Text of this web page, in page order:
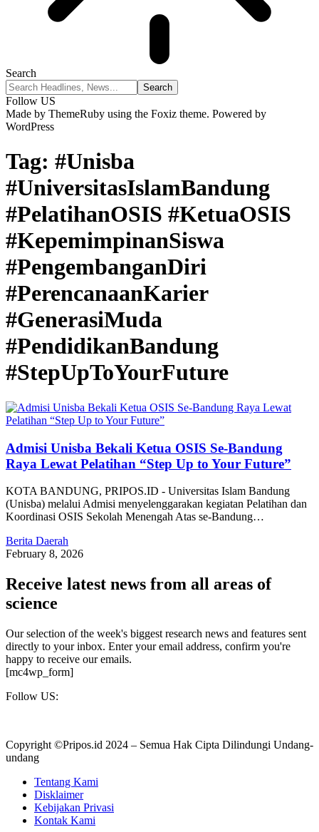
Search
Follow US
Made by ThemeRuby using the Foxiz theme. Powered by
WordPress
Tag: #Unisba
#UniversitasIslamBandung
#PelatihanOSIS #KetuaOSIS
#KepemimpinanSiswa
#PengembanganDiri
#PerencanaanKarier
#GenerasiMuda
#PendidikanBandung
#StepUpToYourFuture
Admisi Unisba Bekali Ketua OSIS Se-Bandung
Raya Lewat Pelatihan “Step Up to Your Future”
KOTA BANDUNG, PRIPOS.ID - Universitas Islam Bandung
(Unisba) melalui Admisi menyelenggarakan kegiatan Pelatihan dan
Koordinasi OSIS Sekolah Menengah Atas se-Bandung…
Berita Daerah
February 8, 2026
Receive latest news from all areas of
science
Our selection of the week's biggest research news and features sent
directly to your inbox. Enter your email address, confirm you're
happy to receive our emails.
[mc4wp_form]
Follow US:
Copyright ©Pripos.id 2024 – Semua Hak Cipta Dilindungi Undang-
undang
Tentang Kami
Disklaimer
Kebijakan Privasi
Kontak Kami